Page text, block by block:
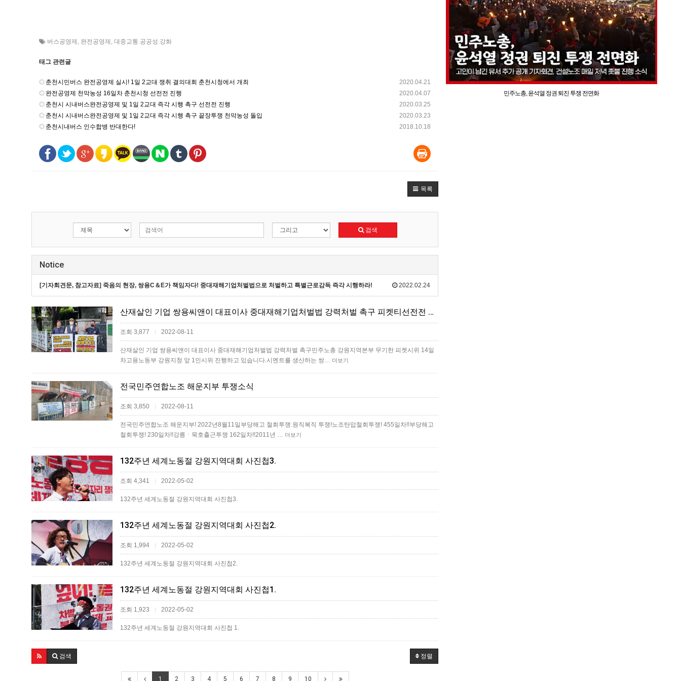
버스공영제 , 완전공영제 , 대중교통 공공성 강화
태그 관련글
2020.04.21
춘천시민버스 완전공영제 실시! 1일 2교대 쟁취 결의대회 춘천시청에서 개최
2020.04.07
완전공영제 천막농성 16일차 춘천시청 선전전 진행
2020.03.25
춘천시 시내버스완전공영제 및 1일 2교대 즉각 시행 촉구 선전전 진행
2020.03.23
춘천시 시내버스완전공영제 및 1일 2교대 즉각 시행 촉구 끝장투쟁 천막농성 돌입
2018.10.18
춘천시내버스 인수합병 반대한다!
목록
검색
Notice
2022.02.24
[기자회견문, 참고자료] 죽음의 현장, 쌍용C＆E가 책임자다! 중대재해기업처벌법으로 처벌하고 특별근로감독 즉각 시행하라!
산재살인 기업 쌍용씨앤이 대표이사 중대재해기업처벌법 강력처벌 촉구 피켓티선전전 진행 중
조회 3,877 | 2022-08-11
산재살인 기업 쌍용씨앤이 대표이사 중대재해기업처벌법 강력처벌 촉구민주노총 강원지역본부 무기한 피켓시위 14일
차고용노동부 강원지청 앞 1인시위 진행하고 있습니다.시멘트를 생산하는 쌍… 더보기
전국민주연합노조 해운지부 투쟁소식
조회 3,850 | 2022-08-11
전국민주연합노조 해운지부! 2022년8월11일부당해고 철회투쟁.원직복직 투쟁!노조탄압철회투쟁! 455일차!!부당해고
철회투쟁! 230일차!!강릉ㆍ묵호출근투쟁 162일차!!2011년 … 더보기
132주년 세계노동절 강원지역대회 사진첩3.
조회 4,341 | 2022-05-02
132주년 세계노동절 강원지역대회 사진첩3.
132주년 세계노동절 강원지역대회 사진첩2.
조회 1,994 | 2022-05-02
132주년 세계노동절 강원지역대회 사진첩2.
132주년 세계노동절 강원지역대회 사진첩1.
조회 1,923 | 2022-05-02
132주년 세계노동절 강원지역대회 사진첩 1.
정렬
검색
1 2 3 4 5 6 7 8 9 10
민주노총, 윤석열 정권 퇴진 투쟁 전면화